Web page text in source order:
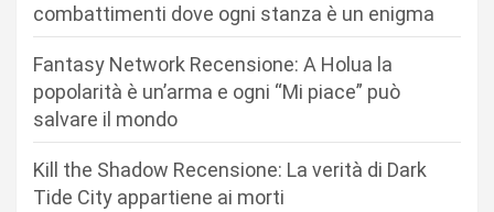
combattimenti dove ogni stanza è un enigma
Fantasy Network Recensione: A Holua la
popolarità è un’arma e ogni “Mi piace” può
salvare il mondo
Kill the Shadow Recensione: La verità di Dark
Tide City appartiene ai morti